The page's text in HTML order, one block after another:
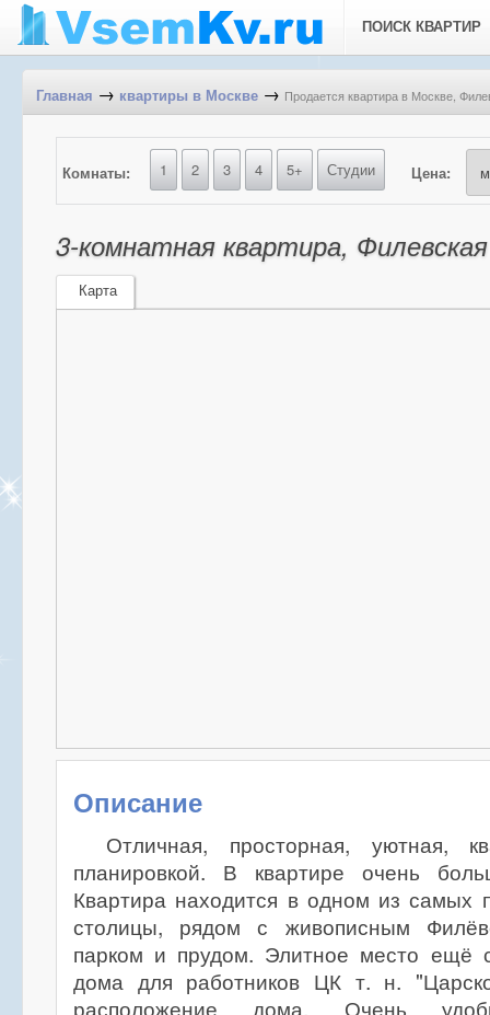
ПОИСК КВАРТИР
Главная → квартиры в Москве → Продается квартира в Москве,
Комнаты: 1 2 3 4 5+ Студии Цена:
3-комнатная квартира,
Карта
Описание
Отличная, просторная, уютная,
планировкой. В квартире очень
Квартира находится в одном из самых
столицы, рядом с живописным
парком и прудом. Элитное место
дома для работников ЦК т. н.
расположение дома. Очень